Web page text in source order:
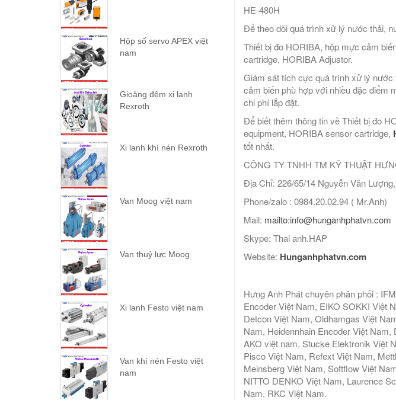
HE-480H
Để theo dõi quá trình xử lý nước thải,
Thiết bị đo HORIBA, hộp mực cảm
cartridge, HORIBA Adjustor.
Giám sát tích cực quá trình xử lý nước
cảm biến phù hợp với nhiều đặc điểm
chi phí lắp đặt.
Để biết thêm thông tin về Thiết bị đo
equipment, HORIBA sensor cartridge,
tốt nhất.
CÔNG TY TNHH TM KỸ THUẬT
Địa Chỉ: 226/65/14 Nguyễn Văn
Phone/zalo : 0984.20.02.94 ( Mr.Anh)
Mail: mailto:info@hunganhphatvn.com
Skype: Thai anh.HAP
Website: Hunganhphatvn.com
Hưng Anh Phát chuyên phân phối :
Encoder Việt Nam, EIKO SOKKI Việt
Detcon Việt Nam, Oldhamgas Việt
Nam, Heidennhain Encoder Việt
AKO việt nam, Stucke Elektronik Việt
Pisco Việt Nam, Refext Việt Nam,
Meinsberg Việt Nam, Softflow Việt
NITTO DENKO Việt Nam, Laurence
Nam, RKC Việt Nam.
Hộp số servo APEX việt
nam
Gioăng đệm xi lanh
Rexroth
Xi lanh khí nén Rexroth
Van Moog việt nam
Van thuỷ lực Moog
Xi lanh Festo việt nam
Van khí nén Festo việt
nam